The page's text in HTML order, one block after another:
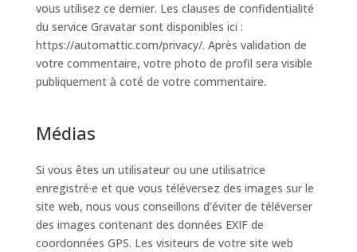
vous utilisez ce dernier. Les clauses de confidentialité
du service Gravatar sont disponibles ici :
https://automattic.com/privacy/. Après validation de
votre commentaire, votre photo de profil sera visible
publiquement à coté de votre commentaire.
Médias
Si vous êtes un utilisateur ou une utilisatrice
enregistré·e et que vous téléversez des images sur le
site web, nous vous conseillons d’éviter de téléverser
des images contenant des données EXIF de
coordonnées GPS. Les visiteurs de votre site web